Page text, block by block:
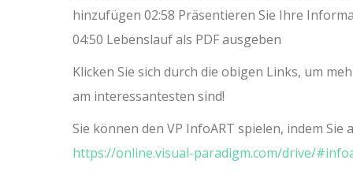
hinzufügen 02:58 Präsentieren Sie Ihre
04:50 Lebenslauf als PDF ausgeben
Klicken Sie sich durch die obigen Links, um
am interessantesten sind!
Sie können den VP InfoART spielen, indem Sie
https://online.visual-paradigm.com/drive/